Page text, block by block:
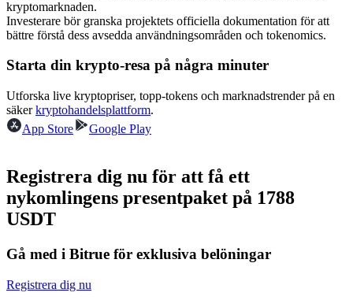
Bli en Copy Trader
Njut av vinstdelning och kopieringshandelsprovisioner
Information
kryptomarknaden.
Investerare bör granska projektets officiella dokumentation för att
bättre förstå dess avsedda användningsområden och tokenomics.
Starta din krypto-resa på några minuter
Utforska live kryptopriser, topp-tokens och marknadstrender på en
säkerkryptohandelsplattform.
App Store
Google Play
Registrera dig nu för att få ett
nykomlingens presentpaket på 1788
USDT
Gå med i Bitrue för exklusiva belöningar
Registrera dig nu